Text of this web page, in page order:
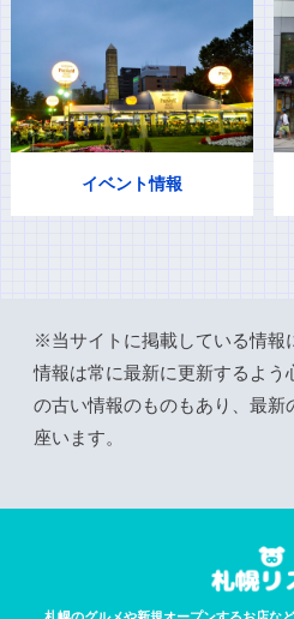
イベント情報
※当サイトに掲載している情報
情報は常に最新に更新するよう
の古い情報のものもあり、最新
座います。